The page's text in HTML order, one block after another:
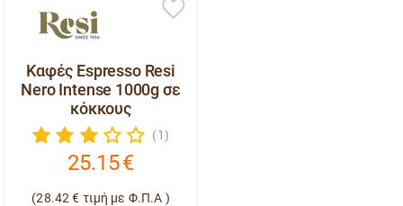
Καφές Espresso Resi
Nero Intense 1000g σε
κόκκους
(1)
25.15€
(28.42 € τιμή με Φ.Π.Α )